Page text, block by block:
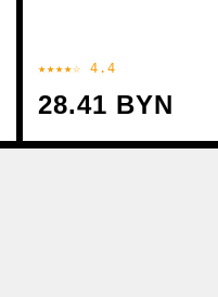
★★★★☆ 4.4
28.41 BYN